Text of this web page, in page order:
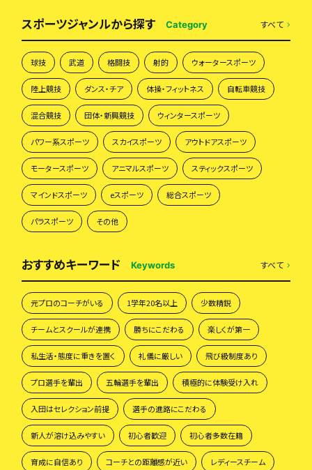
スポーツジャンルから探す Category すべて
球技 武道 格闘技 射的 ウォータースポーツ
陸上競技 ダンス・チア 体操・フィットネス 自転車競技
混合競技 団体・新興競技 ウィンタースポーツ
パワー系スポーツ スカイスポーツ アウトドアスポーツ
モータースポーツ アニマルスポーツ スティックスポーツ
マインドスポーツ eスポーツ 総合スポーツ
パラスポーツ その他
おすすめキーワード Keywords すべて
元プロのコーチがいる 1学年20名以上 少数精鋭
チームとスクールが連携 勝ちにこだわる 楽しくが第一
私生活・態度に重きを置く 礼儀に厳しい 飛び級制度あり
プロ選手を輩出 五輪選手を輩出 積極的に体験受け入れ
入団はセレクション前提 選手の進路にこだわる
新人が溶け込みやすい 初心者歓迎 初心者多数在籍
育成に自信あり コーチとの距離感が近い レディースチーム